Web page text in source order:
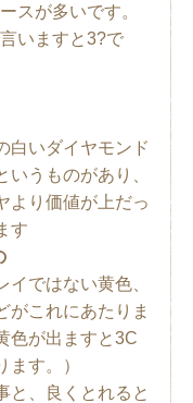
スが多いです。
いますと3?で
白いダイヤモンド
うものがあり、
より価値が上だっ
す
ではない黄色、
がこれにあたりま
色が出ますと3C
す。）
と、良くとれると